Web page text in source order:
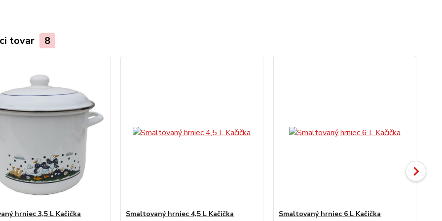
tovar 8
hrniec 3,5 L Kačička Smaltovaný hrniec 4,5 L Kačička Smaltovaný hrniec 6 L Kačička